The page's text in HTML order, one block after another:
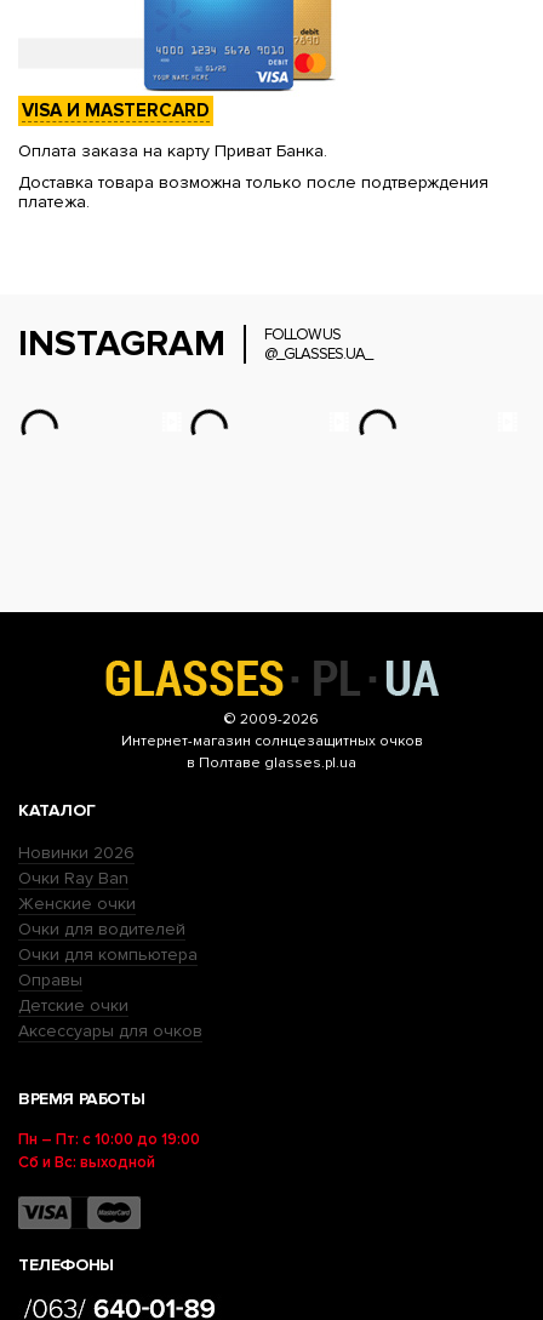
VISA И MASTERCARD
Оплата заказа на карту Приват Банка.
Доставка товара возможна только после подтверждения
платежа.
INSTAGRAM
FOLLOW US
@_GLASSES.UA_
© 2009-2026
Интернет-магазин солнцезащитных очков
в Полтаве glasses.pl.ua
КАТАЛОГ
Новинки 2026
Очки Ray Ban
Женские очки
Очки для водителей
Очки для компьютера
Оправы
Детские очки
Аксессуары для очков
ВРЕМЯ РАБОТЫ
Пн – Пт: с 10:00 до 19:00
Сб и Вс: выходной
ТЕЛЕФОНЫ